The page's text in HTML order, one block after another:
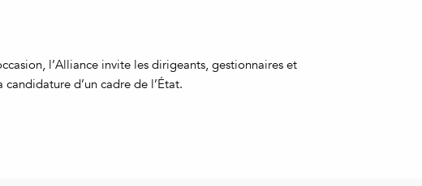
l’Alliance invite les dirigeants, gestionnaires et
d’un cadre de l’État.